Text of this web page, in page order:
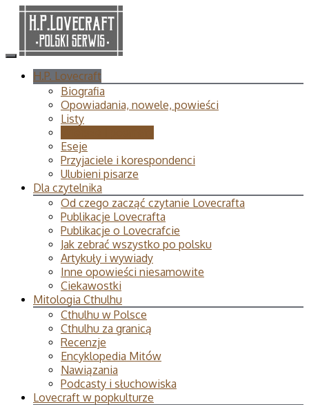
H.P. Lovecraft
Biografia
Opowiadania, nowele, powieści
Listy
Eseje
Przyjaciele i korespondenci
Ulubieni pisarze
Dla czytelnika
Od czego zacząć czytanie Lovecrafta
Publikacje Lovecrafta
Publikacje o Lovecrafcie
Jak zebrać wszystko po polsku
Artykuły i wywiady
Inne opowieści niesamowite
Ciekawostki
Mitologia Cthulhu
Cthulhu w Polsce
Cthulhu za granicą
Recenzje
Encyklopedia Mitów
Nawiązania
Podcasty i słuchowiska
Lovecraft w popkulturze